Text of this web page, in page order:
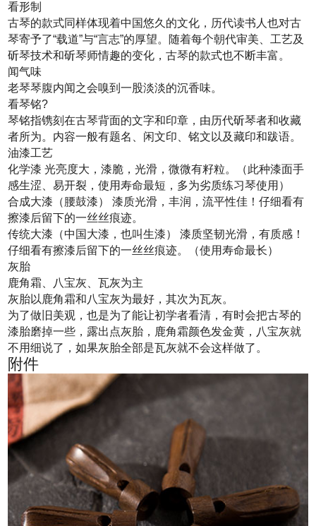
看形制
古琴的款式同样体现着中国悠久的文化，历代读书人也对古
琴寄予了“载道”与“言志”的厚望。随着每个朝代审美、工艺及
斫琴技术和斫琴师情趣的变化，古琴的款式也不断丰富。
闻气味
老琴琴腹内闻之会嗅到一股淡淡的沉香味。
看琴铭?
琴铭指镌刻在古琴背面的文字和印章，由历代斫琴者和收藏
者所为。内容一般有题名、闲文印、铭文以及藏印和跋语。
油漆工艺
化学漆 光亮度大，漆脆，光滑，微微有籽粒。（此种漆面手
感生涩、易开裂，使用寿命最短，多为劣质练习琴使用）
合成大漆（腰鼓漆） 漆质光滑，丰润，流平性佳！仔细看有
擦漆后留下的一丝丝痕迹。
传统大漆（中国大漆，也叫生漆） 漆质坚韧光滑，有质感！
仔细看有擦漆后留下的一丝丝痕迹。（使用寿命最长）
灰胎
鹿角霜、八宝灰、瓦灰为主
灰胎以鹿角霜和八宝灰为最好，其次为瓦灰。
为了做旧美观，也是为了能让初学者看清，有时会把古琴的
漆胎磨掉一些，露出点灰胎，鹿角霜颜色发金黄，八宝灰就
不用细说了，如果灰胎全部是瓦灰就不会这样做了。
附件